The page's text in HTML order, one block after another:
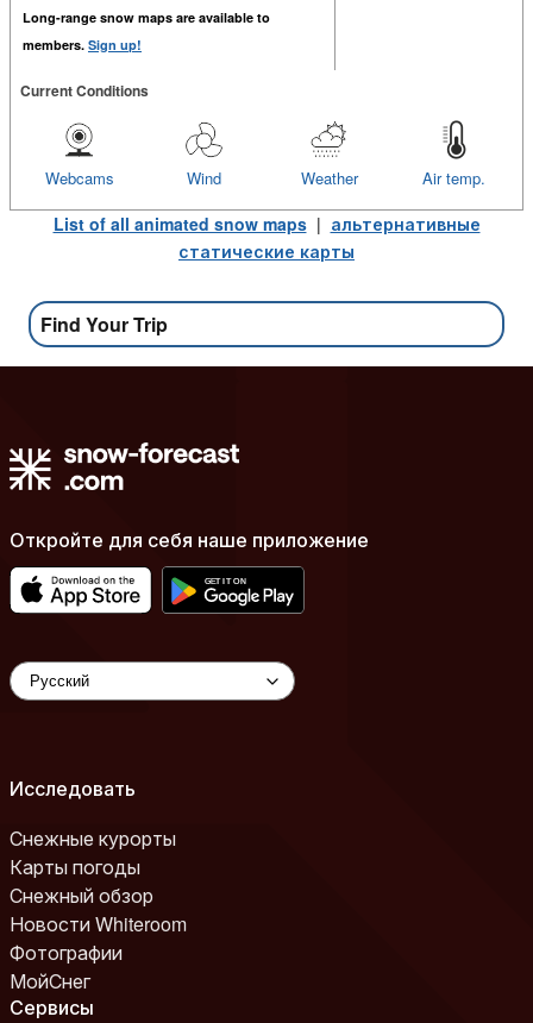
Long-range snow maps are available to
members. Sign up!
Current Conditions
Air temp.
Weather
Wind
Webcams
List of all animated snow maps| альтернативные
статические карты
Find Your Trip
Откройте для себя наше приложение
Исследовать
Снежные курорты
Карты погоды
Снежный обзор
Новости Whiteroom
Фотографии
МойСнег
Сервисы